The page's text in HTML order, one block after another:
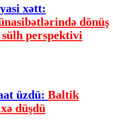
xətt:
dönüş
perspektivi
üzdü: Baltik
düşdü